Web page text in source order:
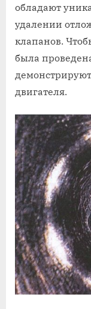
обладают
удалении
клапанов.
была
двигателя.